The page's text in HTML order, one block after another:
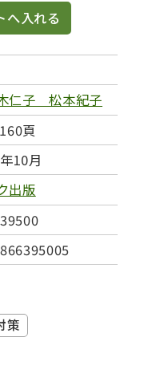
へ入れる
仁子 松本紀子
頁
10月
出版
策